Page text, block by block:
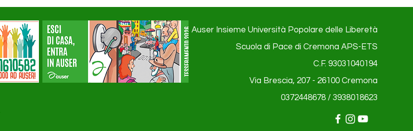
Auser Insieme Università Popolare delle Liberetà
Scuola di Pace di Cremona APS-ETS
C.F. 93031040194
Via Brescia, 207 - 26100 Cremona
0372448678 / 3938018623